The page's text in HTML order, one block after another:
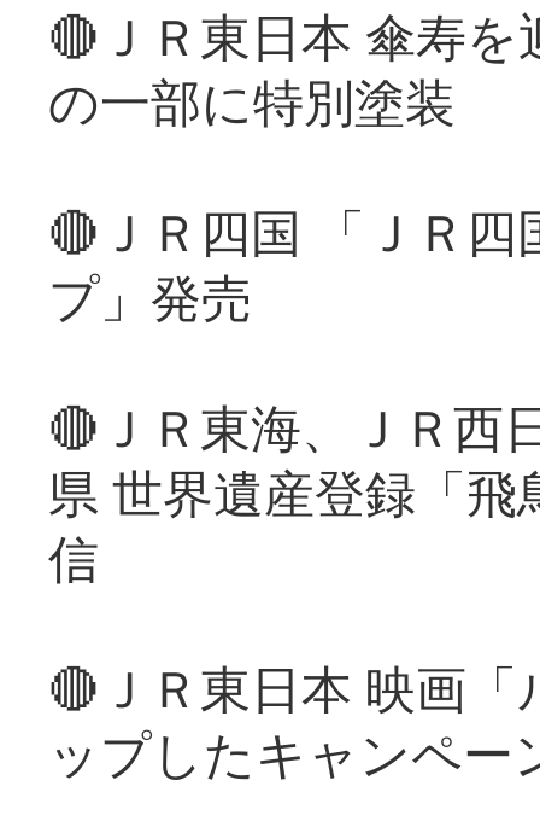
🔴ＪＲ東日本 傘寿
の一部に特別塗装
🔴ＪＲ四国 「ＪＲ
プ」発売
🔴ＪＲ東海、ＪＲ西
県 世界遺産登録「
信
🔴ＪＲ東日本 映画
ップしたキャンペー